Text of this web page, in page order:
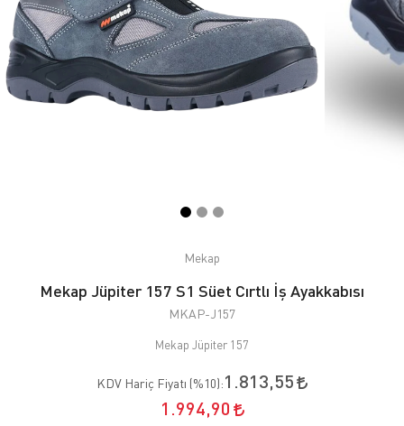
Mekap
Mekap Jüpiter 157 S1 Süet Cırtlı İş Ayakkabısı
MKAP-J157
Mekap Jüpiter 157
KDV Hariç Fiyatı (%10):1.813,55
1.994,90